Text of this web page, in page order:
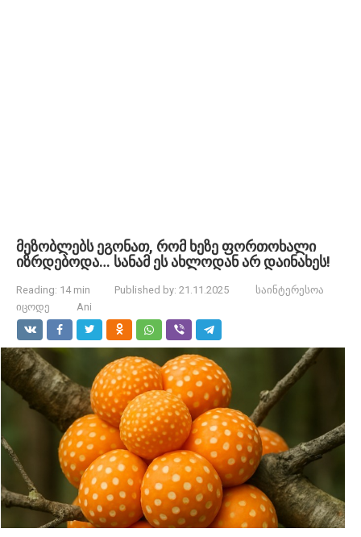
მეზობლებს ეგონათ, რომ ხეზე ფორთოხალი
იზრდებოდა… სანამ ეს ახლოდან არ დაინახეს!
Reading: 14 min Published by: 21.11.2025
საინტერესოა
იცოდე
Ani